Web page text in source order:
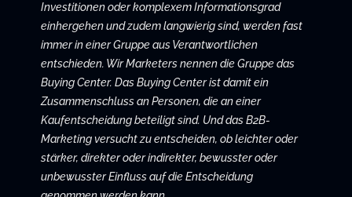
Investitionen oder komplexem Informationsgrad
einhergehen und zudem langwierig sind, werden fast
immer in einer Gruppe aus Verantwortlichen
entschieden. Wir Marketers nennen die Gruppe das
Buying Center. Das Buying Center ist damit ein
Zusammenschluss an Personen, die an einer
Kaufentscheidung beteiligt sind. Und das B2B-
Marketing versucht zu entscheiden, ob leichter oder
stärker, direkter oder indirekter, bewusster oder
unbewusster Einfluss auf die Entscheidung